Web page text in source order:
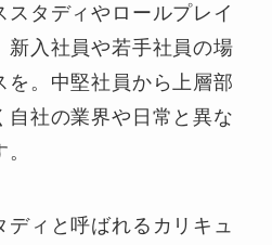
タディやロールプレイ
新入社員や若手社員の場
を。中堅社員から上層部
自社の業界や日常と異な
ィと呼ばれるカリキュ